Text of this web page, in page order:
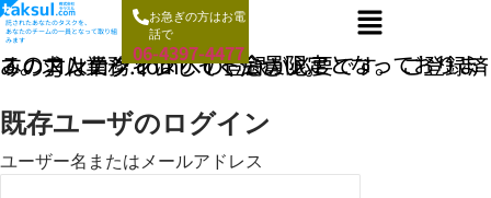
託されたあなたのタスクを、
あなたのチームの一員となって取り組
みます
お急ぎの方はお電
話で
06-4397-4477
このコンテンツはサイト会員限定となっております。求人業務.comへの登録が必要です。 ご登録済みの方はログインしてください。
既存ユーザのログイン
ユーザー名またはメールアドレス